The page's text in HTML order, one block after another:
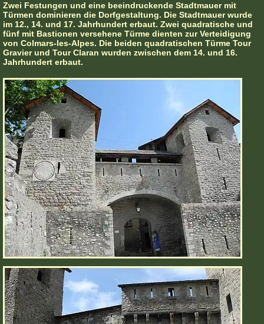
Zwei Festungen und eine beeindruckende Stadtmauer mit
Türmen dominieren die Dorfgestaltung. Die Stadtmauer wurde
im 12., 14. und 17. Jahrhundert erbaut. Zwei quadratische und
fünf mit Bastionen versehene Türme dienten zur Verteidigung
von Colmars-les-Alpes. Die beiden quadratischen Türme Tour
Gravier und Tour Claran wurden zwischen dem 14. und 16.
Jahrhundert erbaut.